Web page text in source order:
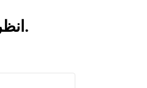
انظر كيف يقارن 762 مم (30 بوصة)، تثبيت بمسامير بالمنتجات التي تتم مقارنتها بشكل متكرر.